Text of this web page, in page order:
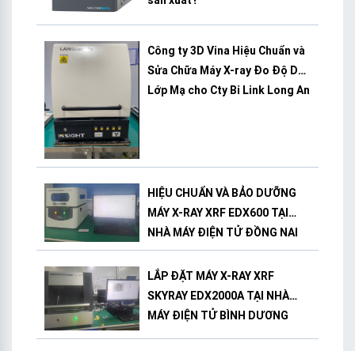
Công ty 3D Vina Hiệu Chuẩn và
Sửa Chữa Máy X-ray Đo Độ Dày
Lớp Mạ cho Cty Bi Link Long An
HIỆU CHUẨN VÀ BẢO DƯỠNG
MÁY X-RAY XRF EDX600 TẠI
NHÀ MÁY ĐIỆN TỬ ĐỒNG NAI
LẮP ĐẶT MÁY X-RAY XRF
SKYRAY EDX2000A TẠI NHÀ
MÁY ĐIỆN TỬ BÌNH DƯƠNG